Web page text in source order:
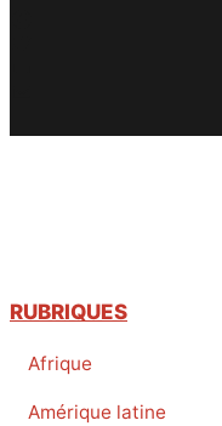
RUBRIQUES
Afrique
Amérique latine